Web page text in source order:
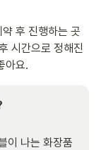
후 진행하는 곳
시간으로 정해진
아요.
이 나는 화장품